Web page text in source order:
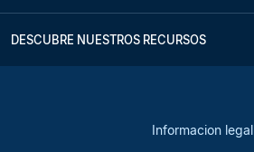
DESCUBRE NUESTROS RECURSOS
Informacion legal